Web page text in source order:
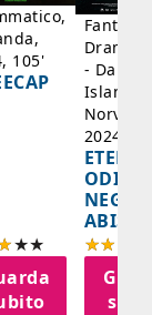
105'
-
Islanda,
2024,
NEGLI
ABISSI